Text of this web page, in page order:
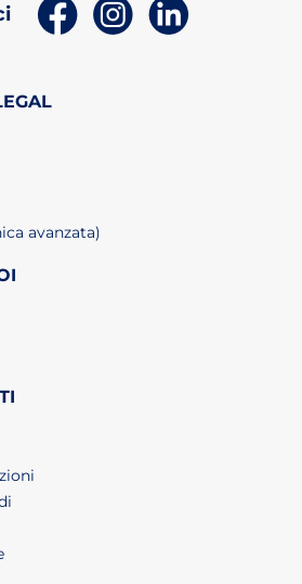
(apri in un nuovo tab)
(apri in un nuovo
avanzata)
un nuovo tab)
in un nuovo tab)